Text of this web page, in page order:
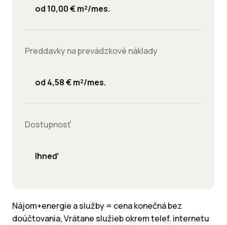
od 10,00 € m²/mes.
Preddavky na prevádzkové náklady
od 4,58 € m²/mes.
Dostupnosť
Ihneď
Nájom+energie a služby = cena konečná bez
doúčtovania, Vrátane služieb okrem telef. internetu